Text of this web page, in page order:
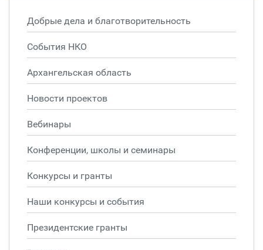
Добрые дела и благотворительность
События НКО
Архангельская область
Новости проектов
Вебинары
Конференции, школы и семинары
Конкурсы и гранты
Наши конкурсы и события
Президентские гранты